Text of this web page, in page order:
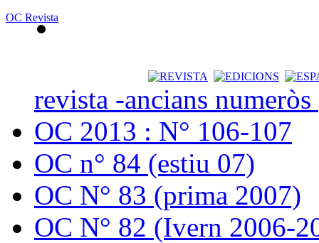
OC Revista
revista -ancians
OC 2013 : N° 106-107
OC n° 84 (estiu 07)
OC N° 83 (prima 2007)
OC N° 82 (Ivern 2006-